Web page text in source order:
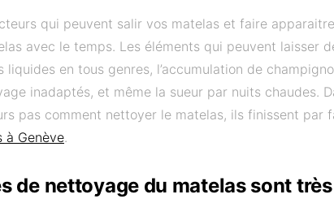
qui peuvent salir vos matelas et faire
avec le temps. Les éléments qui peuvent laisser
liquides en tous genres, l’accumulation de
inadaptés, et même la sueur par nuits chaudes.
pas comment nettoyer le matelas, ils finissent par
à Genève.
de nettoyage du matelas sont